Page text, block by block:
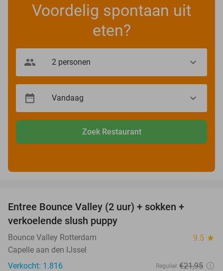
Voordelig spontaan uit
eten?
Zoek Restaurant
Entree Bounce Valley (2 uur) + sokken +
verkoelende slush puppy
Bounce Valley Rotterdam 9.5 star
Capelle aan den IJssel
Verkocht: 1.816
Regulier €21,95